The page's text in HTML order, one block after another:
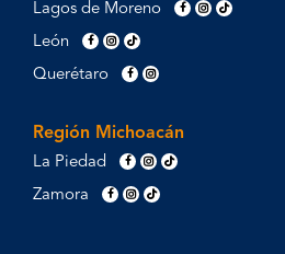
Lagos de Moreno
León
Querétaro
Región Michoacán
La Piedad
Zamora